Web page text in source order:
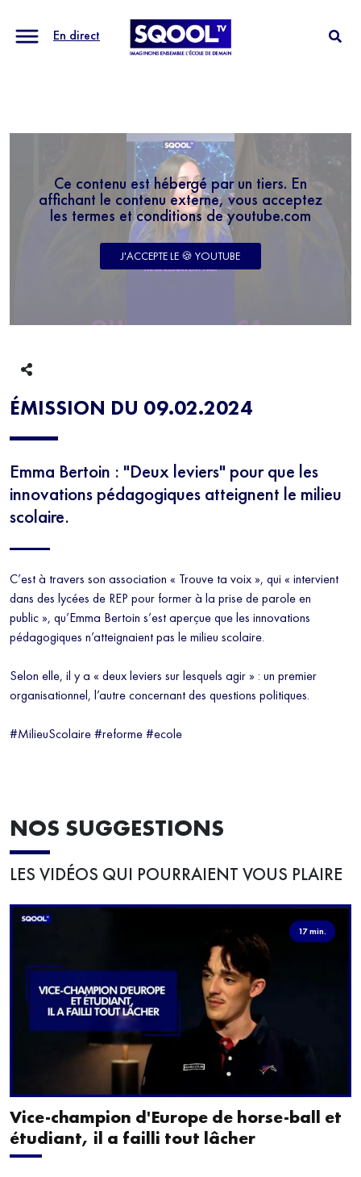
En direct
Ce contenu est hébergé par un tiers. En
affichant le contenu externe, vous acceptez
les termes et conditions de youtube.com
J'ACCEPTE LE 🍪 YOUTUBE
ÉMISSION DU 09.02.2024
Emma Bertoin : "Deux leviers" pour que les
innovations pédagogiques atteignent le milieu
scolaire.
C’est à travers son association « Trouve ta voix », qui « intervient
dans des lycées de REP pour former à la prise de parole en
public », qu’Emma Bertoin s’est aperçue que les innovations
pédagogiques n’atteignaient pas le milieu scolaire.
Selon elle, il y a « deux leviers sur lesquels agir » : un premier
organisationnel, l’autre concernant des questions politiques.
#MilieuScolaire #reforme #ecole
NOS SUGGESTIONS
LES VIDÉOS QUI POURRAIENT VOUS PLAIRE
17 min.
Vice-champion d'Europe de horse-ball et
étudiant, il a failli tout lâcher